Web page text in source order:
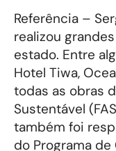
Referência –
realizou
estado. Entre
Hotel Tiwa,
todas as obras
Sustentável
também foi
do Programa